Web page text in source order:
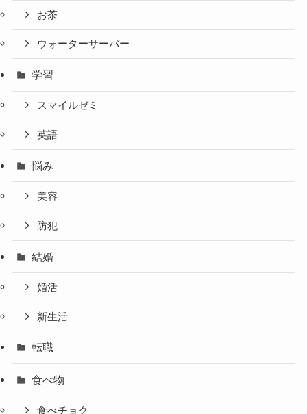
お茶
ウォーターサーバー
学習
スマイルゼミ
英語
悩み
美容
防犯
結婚
婚活
新生活
転職
食べ物
食べチョク